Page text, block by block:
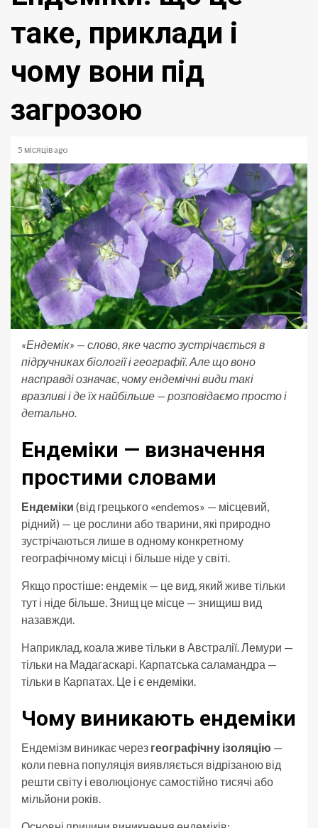
таке, приклади і
чому вони під
загрозою
5 місяців ago
«Ендемік» — слово, яке часто зустрічається в
підручниках біології і географії. Але що воно
насправді означає, чому ендемічні види такі
вразливі і де їх найбільше — розповідаємо просто і
детально.
Ендеміки — визначення
простими словами
Ендеміки (від грецького «endemos» — місцевий,
рідний) — це рослини або тварини, які природно
зустрічаються лише в одному конкретному
географічному місці і більше ніде у світі.
Якщо простіше: ендемік — це вид, який живе тільки
тут і ніде більше. Знищ це місце — знищиш вид
назавжди.
Наприклад, коала живе тільки в Австралії. Лемури —
тільки на Мадагаскарі. Карпатська саламандра —
тільки в Карпатах. Це і є ендеміки.
Чому виникають ендеміки
Ендемізм виникає через географічну ізоляцію —
коли певна популяція виявляється відрізаною від
решти світу і еволюціонує самостійно тисячі або
мільйони років.